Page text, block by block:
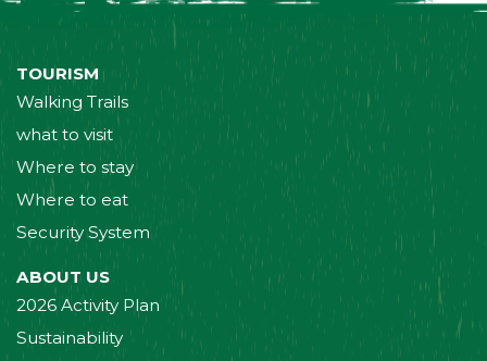
TOURISM
Walking Trails
what to visit
Where to stay
Where to eat
Security System
ABOUT US
2026 Activity Plan
Sustainability